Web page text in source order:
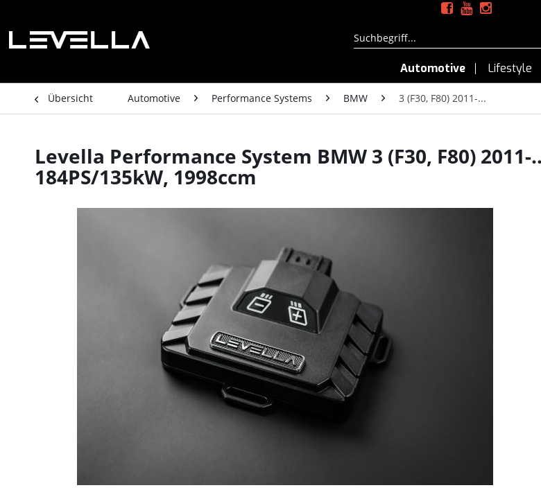
Automotive Lifestyle
Übersicht Automotive Performance Systems BMW 3 (F30, F80) 2011-...
Levella Performance System BMW 3 (F30, F80)
184PS/135kW, 1998ccm